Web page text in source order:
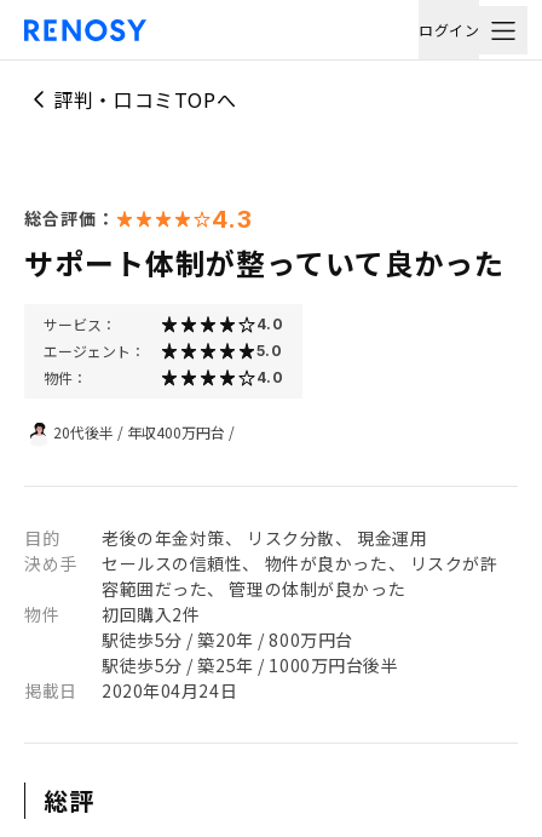
ログイン
評判・口コミTOPへ
総合評価： 4.3
サポート体制が整っていて良かった
サービス： 4.0
エージェント： 5.0
物件： 4.0
20代後半 / 年収400万円台 /
目的
老後の年金対策、 リスク分散、 現金運用
決め手
セールスの信頼性、 物件が良かった、 リスクが許
容範囲だった、 管理の体制が良かった
物件
初回購入2件
駅徒歩5分 / 築20年 / 800万円台
駅徒歩5分 / 築25年 / 1000万円台後半
掲載日
2020年04月24日
総評